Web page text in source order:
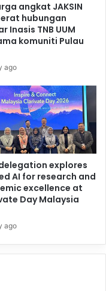
angkat JAKSIN
hubungan
Inasis TNB UUM
komuniti Pulau
ago
explores
AI for research and
excellence at
Day Malaysia
ago